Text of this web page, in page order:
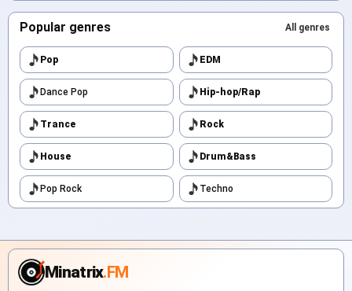
Popular genres All genres
Pop EDM
Dance Pop Hip-hop/Rap
Trance Rock
House Drum&Bass
Pop Rock Techno
Minatrix.FM